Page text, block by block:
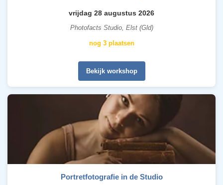
vrijdag 28 augustus 2026
Photofacts Studio, Elst (Gld)
nog 3 plaatsen
Bekijk workshop
Portretfotografie in de Studio